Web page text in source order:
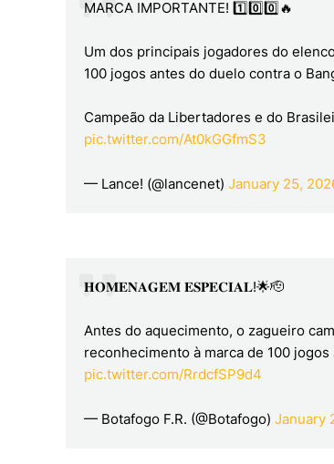
MARCA IMPORTANTE! 1️⃣0️⃣0️⃣🔥
Um dos principais jogadores do
100 jogos antes do duelo contra o
Campeão da Libertadores e do
pic.twitter.com/At0kGGfmS3
— Lance! (@lancenet) January 25,
𝐇𝐎𝐌𝐄𝐍𝐀𝐆𝐄𝐌 𝐄𝐒𝐏𝐄𝐂𝐈𝐀𝐋!🌟🫡
Antes do aquecimento, o zagueiro
reconhecimento à marca de 100
pic.twitter.com/RrdcfSP9d4
— Botafogo F.R. (@Botafogo) January